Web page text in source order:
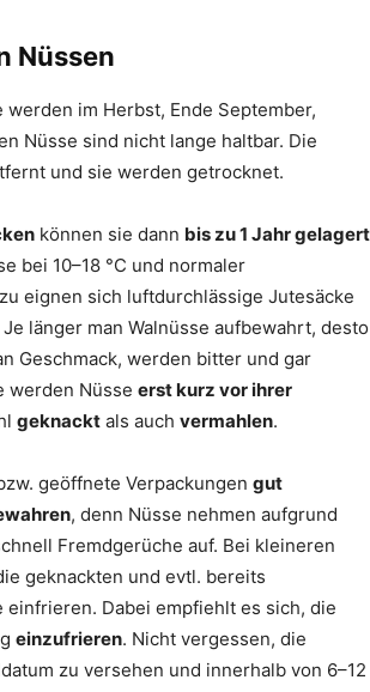
Nüssen
werden im Herbst, Ende September,
Nüsse sind nicht lange haltbar. Die
und sie werden getrocknet.
können sie dann bis zu 1 Jahr gelagert
bei 10–18 °C und normaler
eignen sich luftdurchlässige Jutesäcke
länger man Walnüsse aufbewahrt, desto
Geschmack, werden bitter und gar
werden Nüsse erst kurz vor ihrer
geknackt als auch vermahlen.
geöffnete Verpackungen gut
, denn Nüsse nehmen aufgrund
Fremdgerüche auf. Bei kleineren
geknackten und evtl. bereits
einfrieren. Dabei empfiehlt es sich, die
einzufrieren. Nicht vergessen, die
zu versehen und innerhalb von 6–12